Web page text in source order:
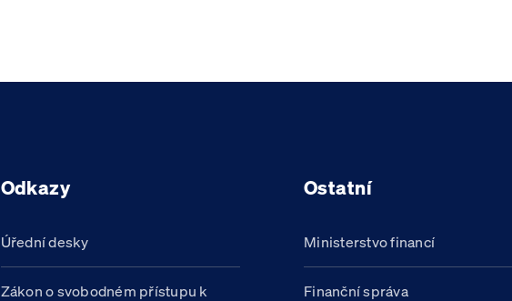
Odkazy
Úřední desky
Zákon o svobodném přístupu k
Ostatní
Ministerstvo financí
Finanční správa